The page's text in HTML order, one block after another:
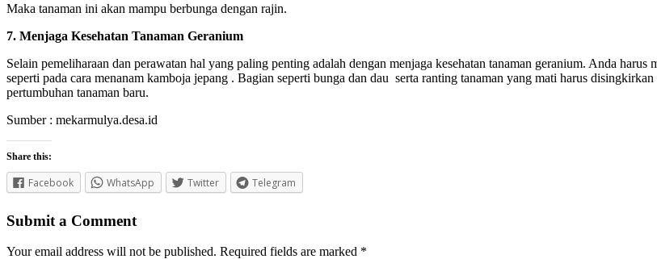
Maka tanaman ini akan mampu berbunga dengan rajin.
7. Menjaga Kesehatan Tanaman Geranium
Selain pemeliharaan dan perawatan hal yang paling penting adalah dengan menjaga kesehatan tanaman geranium. Anda
seperti pada cara menanam kamboja jepang . Bagian seperti bunga dan dau serta ranting tanaman yang mati harus
pertumbuhan tanaman baru.
Sumber : mekarmulya.desa.id
Share this:
Facebook WhatsApp Twitter Telegram
Submit a Comment
Your email address will not be published. Required fields are marked *